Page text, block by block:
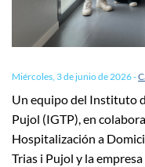
Miércoles, 3 de junio de 2026-
Un equipo del Instituto
Pujol (IGTP), en
Hospitalización a
Trias i Pujol y la